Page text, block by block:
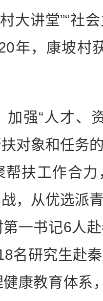
大讲堂”“社
年，康坡村
“人才、资
对象和任务
帮扶工作合
，从优选派
一书记6人
名研究生赴
康教育体系